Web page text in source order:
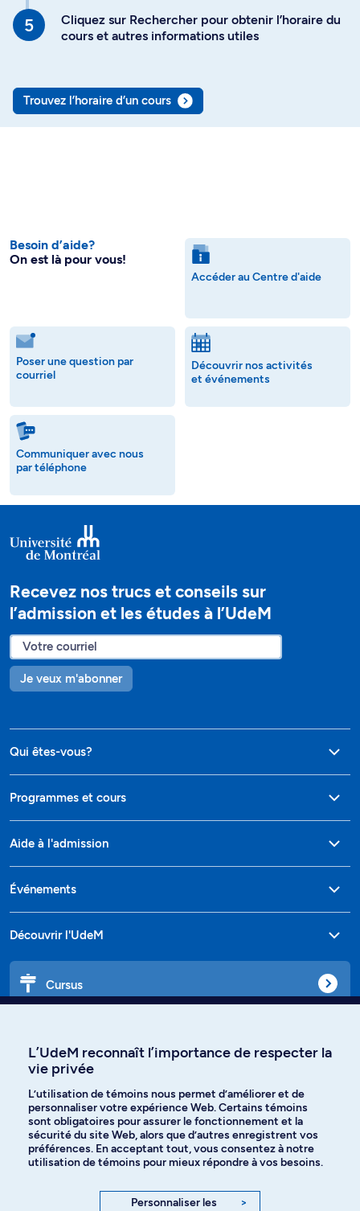
Cliquez sur Rechercher pour obtenir l’horaire du
cours et autres informations utiles
Trouvez l’horaire d’un cours
Besoin d’aide?
On est là pour vous!
Accéder au Centre d'aide
Poser une question par
courriel
Découvrir nos activités
et événements
Communiquer avec nous
par téléphone
Recevez nos trucs et conseils sur
l’admission et les études à l’UdeM
Je veux m'abonner
Qui êtes-vous?
Programmes et cours
Aide à l'admission
Événements
Découvrir l'UdeM
Cursus
Langues
Facebook Instagram
YouTube
L’UdeM reconnaît l’importance de respecter la
vie privée
L’utilisation de témoins nous permet d’améliorer et de
personnaliser votre expérience Web. Certains témoins
sont obligatoires pour assurer le fonctionnement et la
sécurité du site Web, alors que d’autres enregistrent vos
préférences. En acceptant tout, vous consentez à notre
utilisation de témoins pour mieux répondre à vos besoins.
Personnaliser les
>